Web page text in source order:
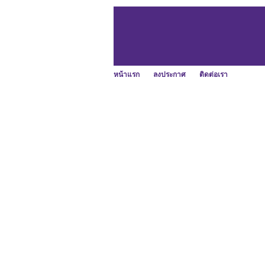
หน้าแรก ลงประกาศ ติดต่อเรา